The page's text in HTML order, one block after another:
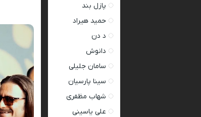
پازل بند
حمید هیراد
د دن
دانوش
سامان جلیلی
سینا پارسیان
شهاب مظفری
علی یاسینی